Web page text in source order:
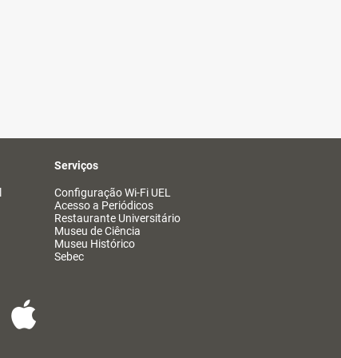
Serviços
Configuração Wi-Fi UEL
Acesso a Periódicos
Restaurante Universitário
Museu de Ciência
Museu Histórico
Sebec